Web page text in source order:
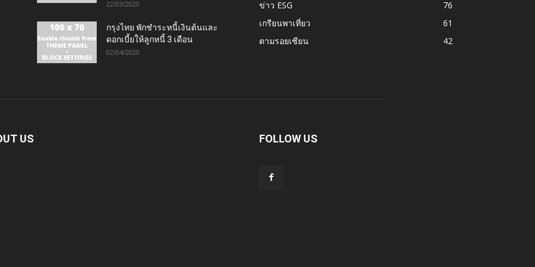
22/03/2020
กรุงไทย พักชำระหนี้เงินต้นและ
ดอกเบี้ยให้ลูกหนี้ 3 เดือน
02/04/2020
ข่าว ESG
76
เกรียนพาเที่ยว
61
ตามรอยเซียน
42
US FOLLOW US